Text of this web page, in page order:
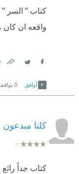
كتاب ‘‘ السر
واقعه ان كان
أوافق 3
كلنا مبدعون
كتاب جداً